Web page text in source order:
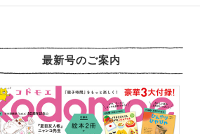
最新号のご案内